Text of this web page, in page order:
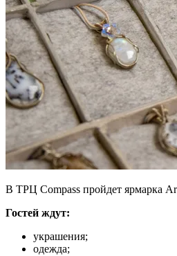
В ТРЦ Compass пройдет ярмарка
Гостей ждут:
украшения;
одежда;